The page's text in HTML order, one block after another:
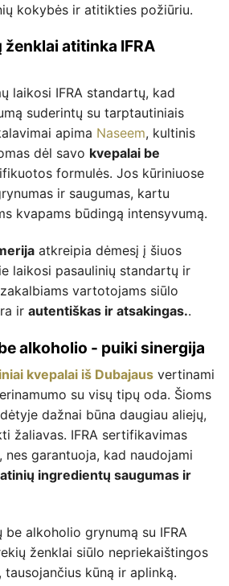
kokybės ir atitikties požiūriu.
atitinka IFRA
laikosi IFRA standartų, kad
suderintų su tarptautiniais
apima Naseem, kultinis
dėl savo kvepalai be
formulės. Jos kūriniuose
ir saugumas, kartu
kvapams būdingą intensyvumą.
atkreipia dėmesį į šiuos
laikosi pasaulinių standartų ir
vartotojams siūlo
ir autentiškas ir atsakingas..
alkoholio - puiki sinergija
kvepalai iš Dubajaus vertinami
su visų tipų oda. Šioms
dažnai būna daugiau aliejų,
žaliavas. IFRA sertifikavimas
garantuoja, kad naudojami
ingredientų saugumas ir
alkoholio grynumą su IFRA
ženklai siūlo nepriekaištingos
kūną ir aplinką.